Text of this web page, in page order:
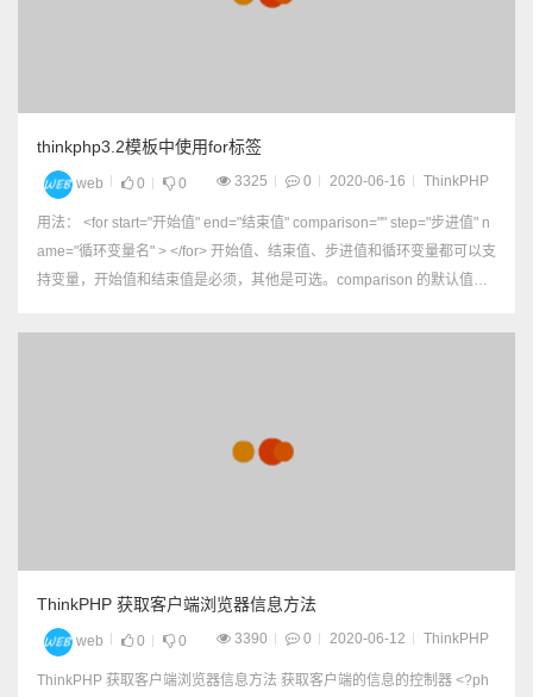
thinkphp3.2模板中使用for标签
web 0 0 3325 0 2020-06-16 ThinkPHP
用法： <for start="开始值" end="结束值" comparison="" step="步进值" n
ame="循环变量名" > </for> 开始值、结束值、步进值和循环变量都可以支
持变量，开始值和结束值是必须，其他是可选。comparison 的默认值是l
ThinkPHP 获取客户端浏览器信息方法
web 0 0 3390 0 2020-06-12 ThinkPHP
ThinkPHP 获取客户端浏览器信息方法 获取客户端的信息的控制器 <?ph